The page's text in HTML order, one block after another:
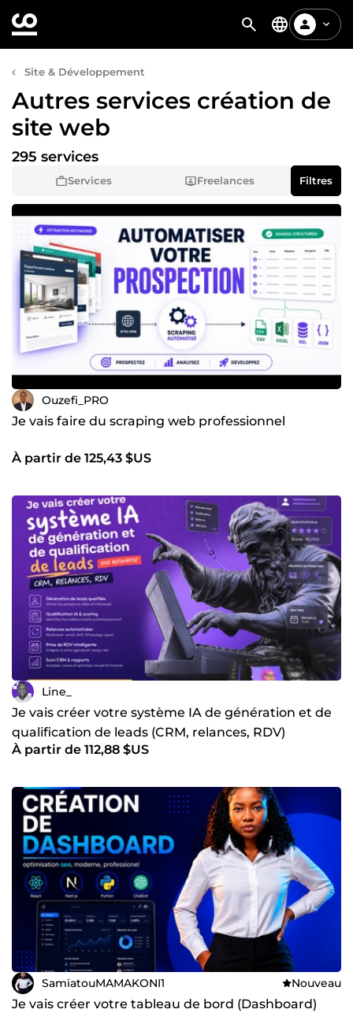
Site & Développement
Autres services création de
site web
Services Freelances
295 services
Filtres
Ouzefi_PRO
Je vais faire du scraping web professionnel
À partir de 125,43 $US
Line_
Je vais créer votre système IA de génération et de
qualification de leads (CRM, relances, RDV)
À partir de 112,88 $US
SamiatouMAMAKONI1 Nouveau
Je vais créer votre tableau de bord (Dashboard)